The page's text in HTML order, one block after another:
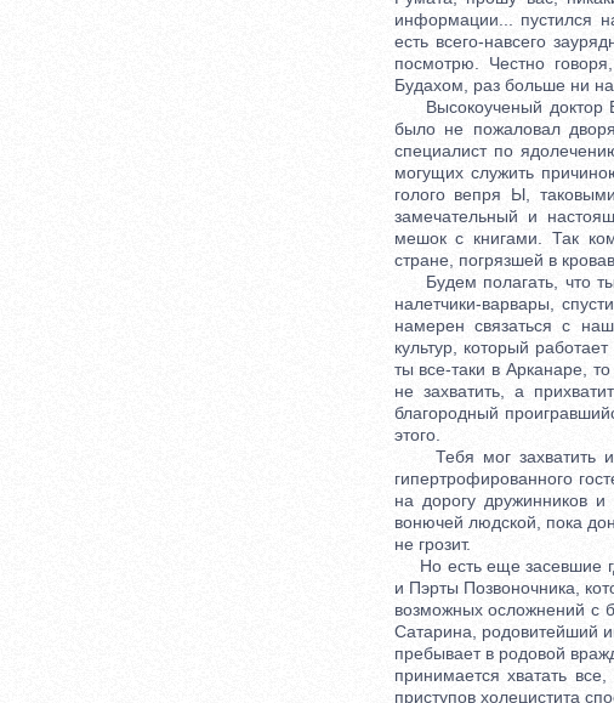
информации... пустился
есть всего-навсего
посмотрю. Честно
Будахом, раз больше ни
Высокоученый доктор
было не пожаловал
специалист по
могущих служить
голого вепря Ы,
замечательный и
мешок с книгами. Так
стране, погрязшей в
Будем полагать, что ты
налетчики-варвары,
намерен связаться с
культур, который
ты все-таки в Арканаре,
не захватить, а
благородный
этого.
Тебя мог захватить и
гипертрофированного
на дорогу дружинников
вонючей людской, пока
не грозит.
Но есть еще засевшие
и Пэрты Позвоночника,
возможных осложнений с
Сатарина, родовитейший
пребывает в родовой
принимается хватать
приступов холецистита